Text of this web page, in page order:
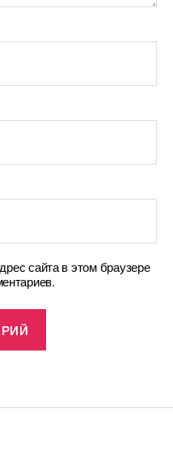
сайта в этом браузере